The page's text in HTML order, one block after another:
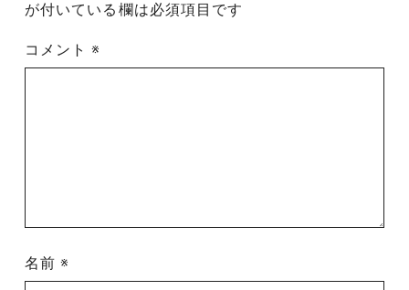
が付いている欄は必須項目です
コメント※
名前※